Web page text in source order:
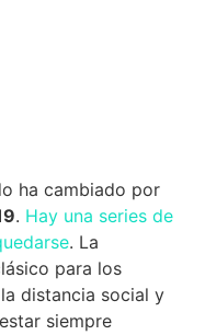
ha cambiado por
. Hay una series de
. La
para los
distancia social y
siempre